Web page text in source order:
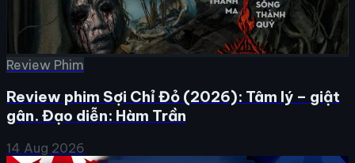
Review Phim
Review phim Sợi Chỉ Đỏ (2026): Tâm lý – giật
gân. Đạo diễn: Hàm Trần
14 Aug 2026